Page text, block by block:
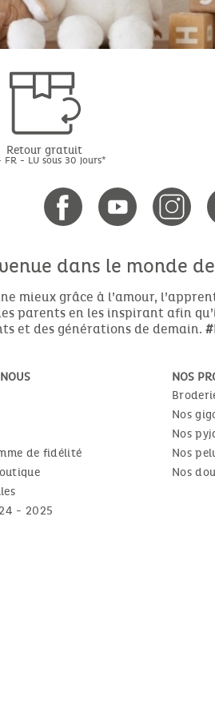
Retour gratuit
FR - LU sous 30 jours*
dans le monde
mieux grâce à l’amour,
parents en les inspirant afin
et des générations de demain.
de fidélité
- 2025
NOS
Nos
Nos
Nos
Nos